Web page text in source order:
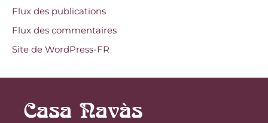
Flux des publications
Flux des commentaires
Site de WordPress-FR